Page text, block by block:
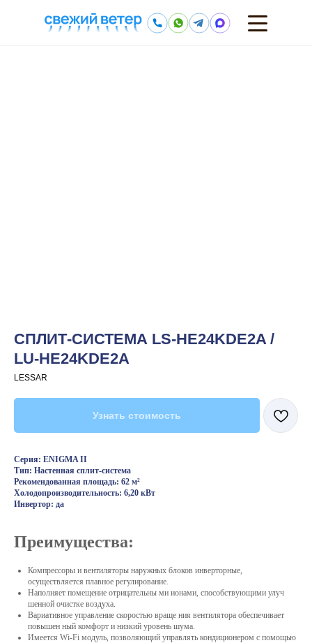
СПЛИТ-СИСТЕМА LS-HE24KDE2A /
LU-HE24KDE2A
LESSAR
Узнать стоимость
Преимущества:
Компрессоры и вентиляторы наружных блоков инверторные,
осуществляется плавное регулирование.
Наполняет помещение отрицательны ми ионами, способствующими улуч
шенной очистке воздуха.
Вариативное управление скоростью враще ния вентилятора обеспечивает
повышен ный комфорт и низкий уровень шума.
Имеется Wi-Fi модуль, позволяющий управлять кондиционером с помощью
Серия: ENIGMA II
Тип: Настенная сплит-система
Рекомендованная площадь: 62 м²
Холодопроизводительность: 6,20 кВт
Инвертор: да